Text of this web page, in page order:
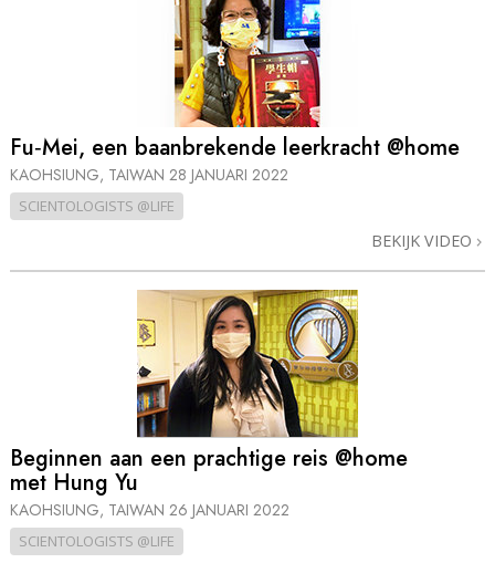
Fu‑Mei, een baanbrekende leerkracht @home
KAOHSIUNG, TAIWAN 28 JANUARI 2022
SCIENTOLOGISTS @LIFE
BEKIJK VIDEO
Beginnen aan een prachtige reis @home
met Hung Yu
KAOHSIUNG, TAIWAN 26 JANUARI 2022
SCIENTOLOGISTS @LIFE